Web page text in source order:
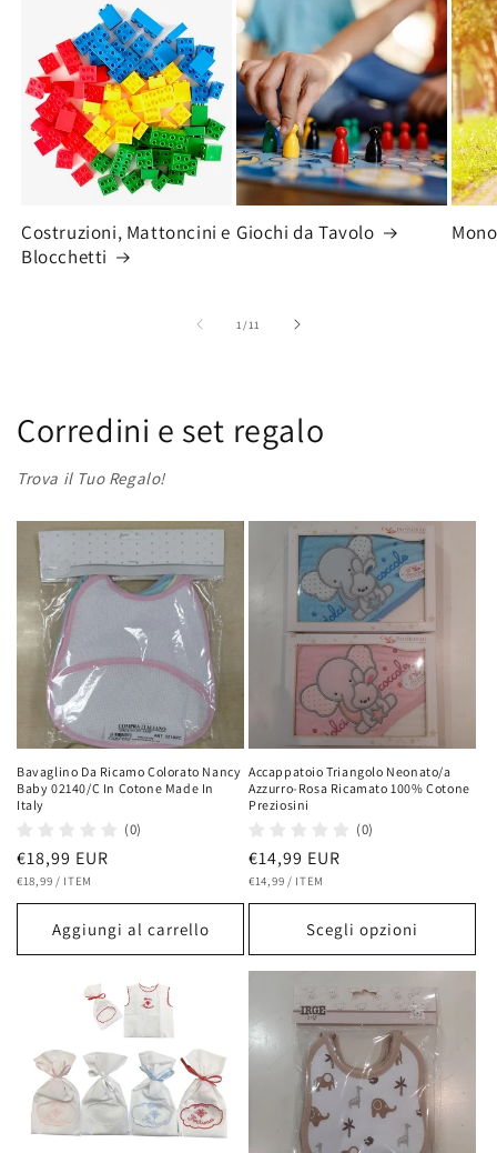
Costruzioni, Mattoncini e
Blocchetti
Giochi da Tavolo
1/su
11
Corredini e set regalo
Trova il Tuo Regalo!
Bavaglino Da Ricamo Colorato Nancy
Baby 02140/C In Cotone Made In
Italy
(0)
Prezzo
di
listino
€18,99 EUR
PREZZO
€18,99 / PER
ITEM
Aggiungi al carrello
Accappatoio Triangolo Neonato/a
Azzurro-Rosa Ricamato 100% Cotone
Preziosini
(0)
Prezzo
di
listino
€14,99 EUR
PREZZO
€14,99 / PER
ITEM
Scegli opzioni